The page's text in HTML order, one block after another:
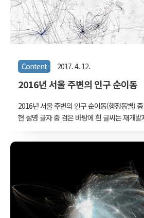
Content 2017. 4. 12.
2016년 서울 주변의 인구 순이동
2016년 서울 주변의 인구 순이동(행정동별)
현 설명 글자 중 검은 바탕에 흰 글씨는 재개
주 시 외곽 지역으로 이동 행정동 단위의 인구
이는지 알 수 있다. 가장 눈에 띄는 부분은 서
구를 블랙홀처럼 빨아들이는 현상이다. 대표
시와 미사강변도시. 위례신도시는 서울시 송파
시 위례동, 경기도 성남시 위례동으로 이루어
경기도 하남시 미사1동, 미사2동, 풍산동에 걸